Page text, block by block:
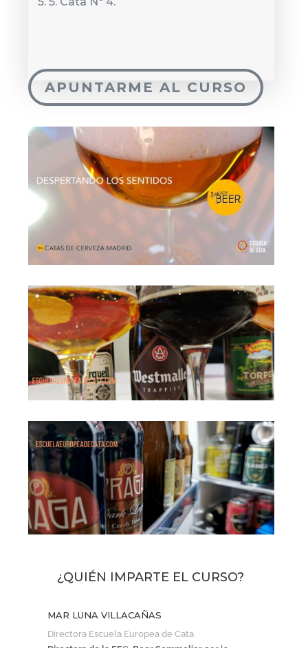
APUNTARME AL CURSO
¿QUIÉN IMPARTE EL CURSO?
MAR LUNA VILLACAÑAS
Directora Escuela Europea de Cata